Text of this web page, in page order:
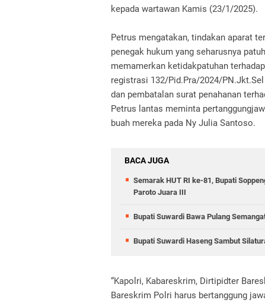
kepada wartawan Kamis (23/1/2025).
Petrus mengatakan, tindakan aparat
penegak hukum yang seharusnya
memamerkan ketidakpatuhan
registrasi 132/Pid.Pra/2024/
dan pembatalan surat penahanan
Petrus lantas meminta
buah mereka pada Ny Julia Santoso.
BACA JUGA
Semarak HUT RI ke-81, Bupati
Paroto Juara III
Bupati Suwardi Bawa Pulang
Bupati Suwardi Haseng Sambut
“Kapolri, Kabareskrim, Dirtipidter
Bareskrim Polri harus bertanggung